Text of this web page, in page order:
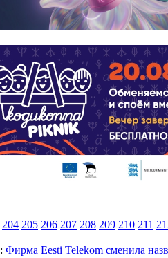
204 205 206 207 208 209 210 211
: Фирма Eesti Telekom сменила